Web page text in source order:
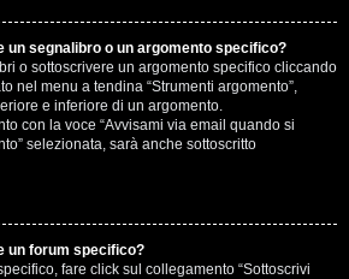
segnalibro o un argomento specifico?
o sottoscrivere un argomento specifico cliccando
nel menu a tendina “Strumenti argomento”,
e inferiore di un argomento.
con la voce “Avvisami via email quando si
selezionata, sarà anche sottoscritto
un forum specifico?
fare click sul collegamento “Sottoscrivi